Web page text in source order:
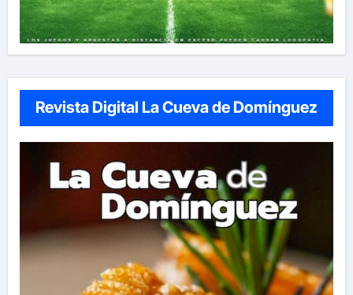
Revista Digital La Cueva de Domínguez